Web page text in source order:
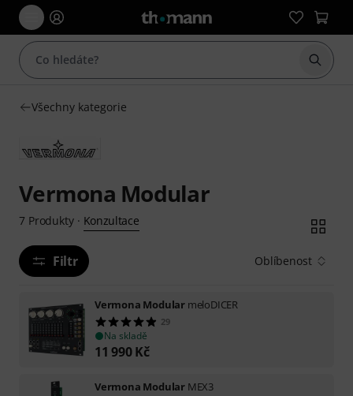
Začít
Všechny kategorie
Vermona Modular
7 Produkty· Konzultace
Filtr Oblíbenost
Vermona Modular meloDICER
29
Na skladě
11 990 Kč
Vermona Modular MEX3